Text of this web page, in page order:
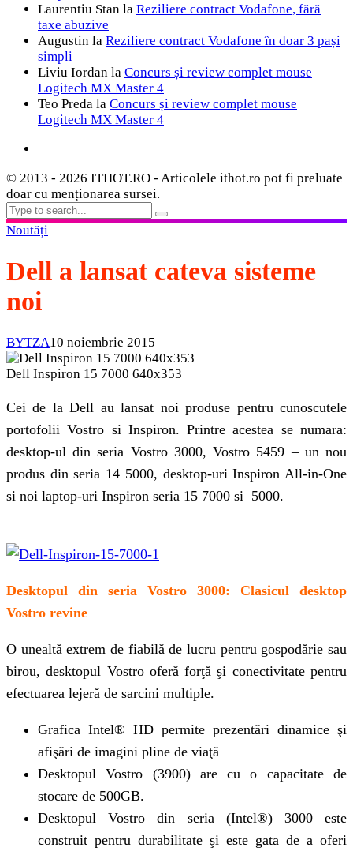
Laurentiu Stan la Reziliere contract Vodafone, fără
taxe abuzive
Augustin la Reziliere contract Vodafone în doar 3 pași
simpli
Liviu Iordan la Concurs și review complet mouse
Logitech MX Master 4
Teo Preda la Concurs și review complet mouse
Logitech MX Master 4
© 2013 - 2026 ITHOT.RO - Articolele ithot.ro pot fi preluate
doar cu menționarea sursei.
Noutăți
Dell a lansat cateva sisteme
noi
BYTZA10 noiembrie 2015
Dell Inspiron 15 7000 640x353
Cei de la Dell au lansat noi produse pentru cunoscutele
portofolii Vostro si Inspiron. Printre acestea se numara:
desktop-ul din seria Vostro 3000, Vostro 5459 – un nou
produs din seria 14 5000, desktop-uri Inspiron All-in-One
si noi laptop-uri Inspiron seria 15 7000 si 5000.
Desktopul din seria Vostro 3000: Clasicul desktop
Vostro revine
O unealtă extrem de fiabilă de lucru pentru gospodărie sau
birou, desktopul Vostro oferă forţă şi conectivitate pentru
efectuarea lejeră de sarcini multiple.
Grafica Intel® HD permite prezentări dinamice şi
afişări de imagini pline de viaţă
Desktopul Vostro (3900) are cu o capacitate de
stocare de 500GB.
Desktopul Vostro din seria (Intel®) 3000 este
construit pentru durabilitate şi este gata de a oferi